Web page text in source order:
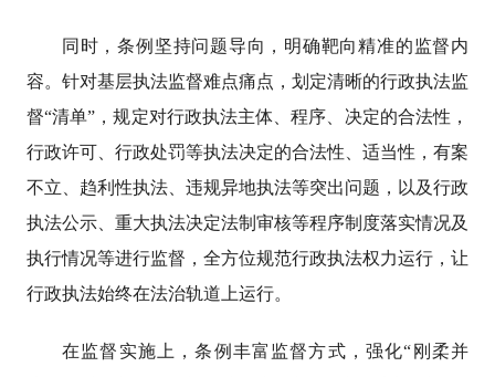
同时，条例坚持问题导向，明确靶向精准的监督内
容。针对基层执法监督难点痛点，划定清晰的行政执法监
督“清单”，规定对行政执法主体、程序、决定的合法性，
行政许可、行政处罚等执法决定的合法性、适当性，有案
不立、趋利性执法、违规异地执法等突出问题，以及行政
执法公示、重大执法决定法制审核等程序制度落实情况及
执行情况等进行监督，全方位规范行政执法权力运行，让
行政执法始终在法治轨道上运行。
在监督实施上，条例丰富监督方式，强化“刚柔并